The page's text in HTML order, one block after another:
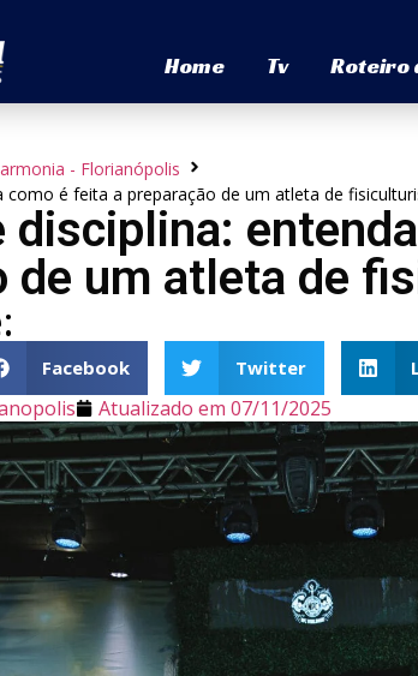
Home Tv Roteiro
- Florianópolis
como é feita a preparação de um atleta de
disciplina:
de um atleta de
Facebook Twitter
Atualizado em 07/11/2025